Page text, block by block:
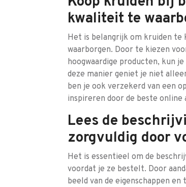
kwaliteit te
Het is belangrijk om kruiden
waarborgen. Door te kiezen
hoogwaardige producten, kun
deze manier geniet je niet
ben je ook verzekerd van een
inspireren door de beste online
Lees de
zorgvuldig door
Het is essentieel om de
voordat je ze bestelt. Door
beeld van de eigenschappen